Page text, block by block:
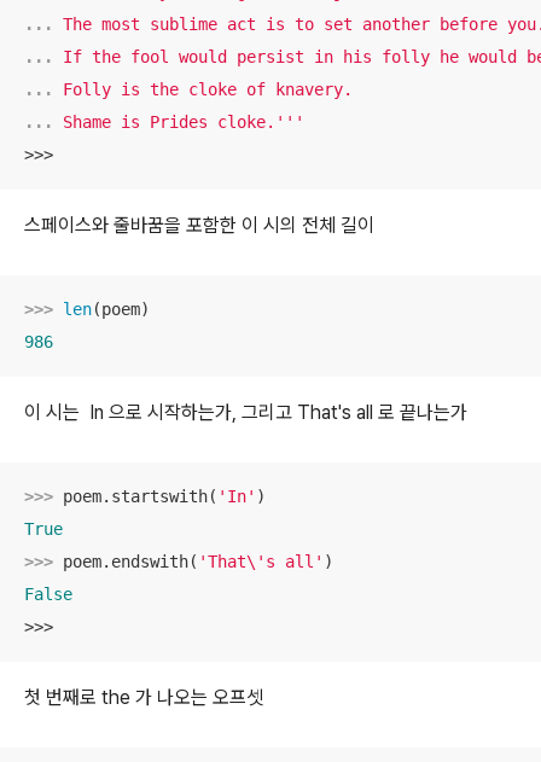
...
...
...
... Shame is Prides cloke.'''
>>>
스페이스와 줄바꿈을 포함한 이 시의 전체 길이
>>> len
986
이 시는 In 으로 시작하는가, 그리고 That's all 로 끝나는가
>>> poem.startswith( 'In'
True
>>> poem.endswith( 'That\'s all'
False
>>>
첫 번째로 the 가 나오는 오프셋